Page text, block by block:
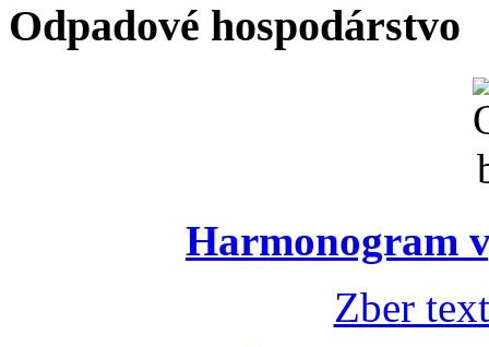
Odpadové hospodárstvo
Harmonogram
Zber